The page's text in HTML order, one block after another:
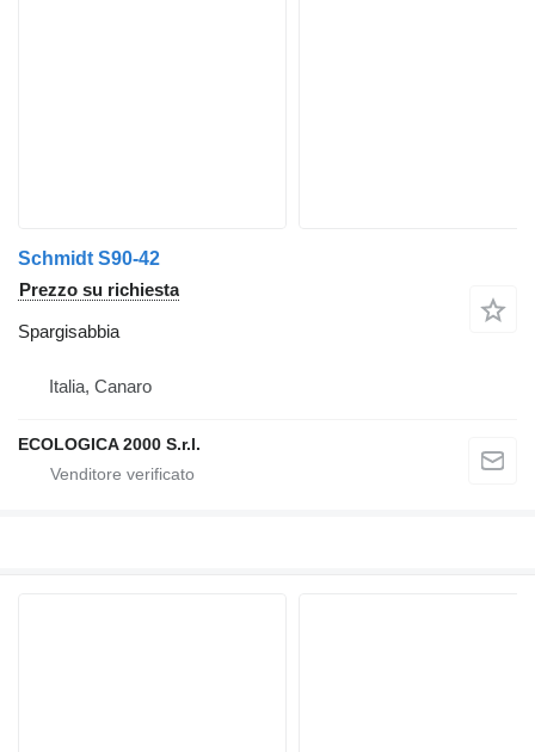
Schmidt S90-42
Prezzo su richiesta
Spargisabbia
Italia, Canaro
ECOLOGICA 2000 S.r.l.